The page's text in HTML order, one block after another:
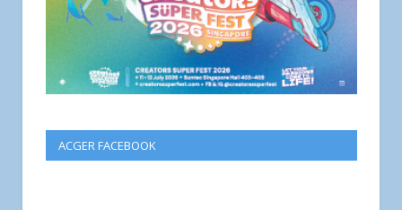
ACGER FACEBOOK